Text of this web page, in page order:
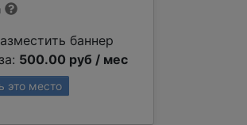
баннер
500.00 руб / мес
это место